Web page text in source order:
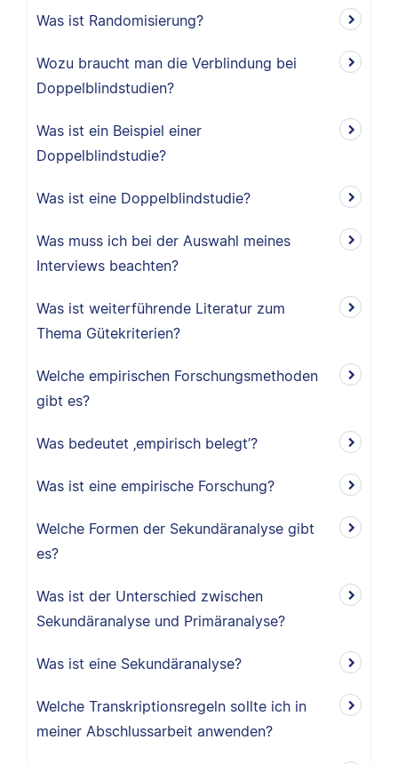
Was ist Randomisierung?
Wozu braucht man die Verblindung bei
Doppelblindstudien?
Was ist ein Beispiel einer
Doppelblindstudie?
Was ist eine Doppelblindstudie?
Was muss ich bei der Auswahl meines
Interviews beachten?
Was ist weiterführende Literatur zum
Thema Gütekriterien?
Welche empirischen Forschungsmethoden
gibt es?
Was bedeutet ‚empirisch belegt’?
Was ist eine empirische Forschung?
Welche Formen der Sekundäranalyse gibt
es?
Was ist der Unterschied zwischen
Sekundäranalyse und Primäranalyse?
Was ist eine Sekundäranalyse?
Welche Transkriptionsregeln sollte ich in
meiner Abschlussarbeit anwenden?